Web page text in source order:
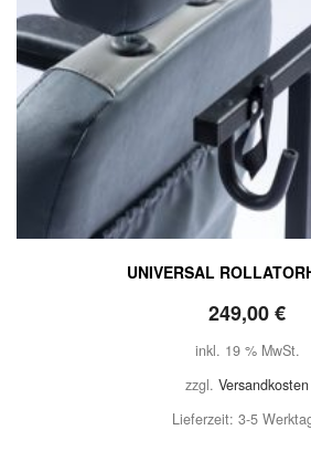
UNIVERSAL
249,00€
inkl. 19 % MwSt.
zzgl. Versandkosten
Lieferzeit: 3-5